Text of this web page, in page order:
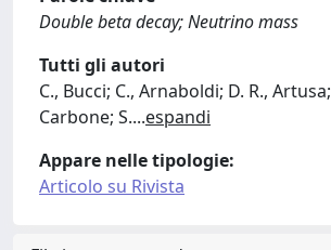
Double beta decay; Neutrino mass
Tutti gli autori
C., Bucci; C., Arnaboldi; D. R.,
Carbone; S....espandi
Appare nelle tipologie:
Articolo su Rivista